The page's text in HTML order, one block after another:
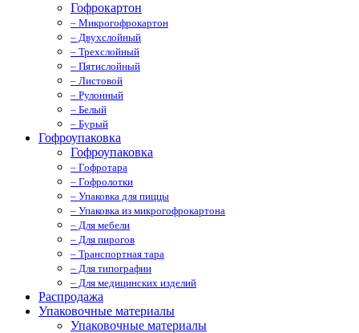
Гофрокартон
– Микрогофрокартон
– Двухслойный
– Трехслойный
– Пятислойный
– Листовой
– Рулонный
– Белый
– Бурый
Гофроупаковка
Гофроупаковка
– Гофротара
– Гофролотки
– Упаковка для пиццы
– Упаковка из микрогофрокартона
– Для мебели
– Для пирогов
– Транспортная тара
– Для типографии
– Для медицинских изделий
Распродажа
Упаковочные материалы
Упаковочные материалы